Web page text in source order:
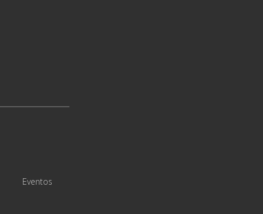
Eventos